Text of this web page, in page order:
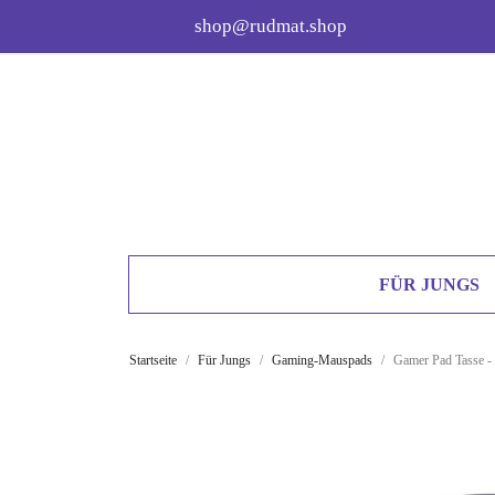
shop@rudmat.shop
FÜR JUNGS
Startseite Für Jungs Gaming-Mauspads Gamer Pad Tasse